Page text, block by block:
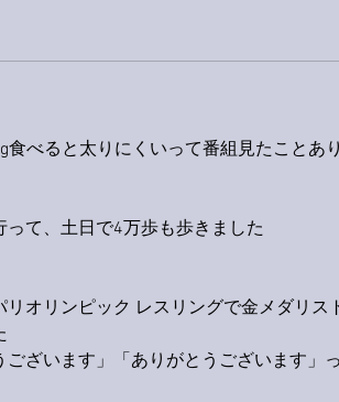
べると太りにくいって番組見たことあ
て、土日で4万歩も歩きました
オリンピック レスリングで金メダリス
ざいます」「ありがとうございます」